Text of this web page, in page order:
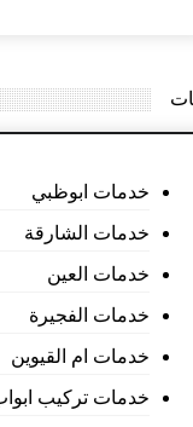
خدمات ابوظبي
خدمات الشارقة
خدمات العين
خدمات الفجيرة
خدمات ام القيوين
خدمات تركيب